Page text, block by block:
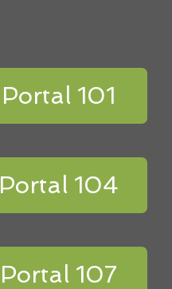
Portal 101
Portal 104
Portal 107